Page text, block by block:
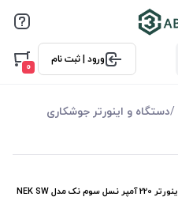
ورود | ثبت نام
0
/دستگاه و اینورتر جوشکاری
دستگاه جوشکاری اینورتر 220 آمپر نسل سوم نک مدل NEK SW